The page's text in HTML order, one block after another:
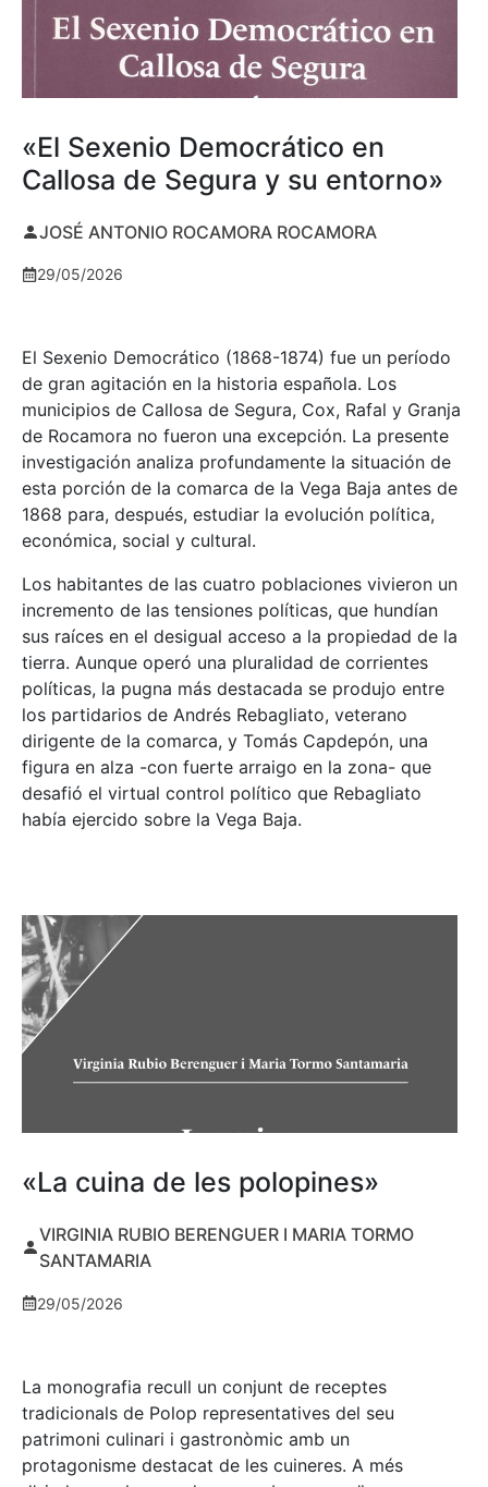
«El Sexenio Democrático en
Callosa de Segura y su entorno»
JOSÉ ANTONIO ROCAMORA ROCAMORA
29/05/2026
El Sexenio Democrático (1868-1874) fue un período
de gran agitación en la historia española. Los
municipios de Callosa de Segura, Cox, Rafal y Granja
de Rocamora no fueron una excepción. La presente
investigación analiza profundamente la situación de
esta porción de la comarca de la Vega Baja antes de
1868 para, después, estudiar la evolución política,
económica, social y cultural.
Los habitantes de las cuatro poblaciones vivieron un
incremento de las tensiones políticas, que hundían
sus raíces en el desigual acceso a la propiedad de la
tierra. Aunque operó una pluralidad de corrientes
políticas, la pugna más destacada se produjo entre
los partidarios de Andrés Rebagliato, veterano
dirigente de la comarca, y Tomás Capdepón, una
figura en alza -con fuerte arraigo en la zona- que
desafió el virtual control político que Rebagliato
había ejercido sobre la Vega Baja.
«La cuina de les polopines»
VIRGINIA RUBIO BERENGUER I MARIA TORMO
SANTAMARIA
29/05/2026
La monografia recull un conjunt de receptes
tradicionals de Polop representatives del seu
patrimoni culinari i gastronòmic amb un
protagonisme destacat de les cuineres. A més